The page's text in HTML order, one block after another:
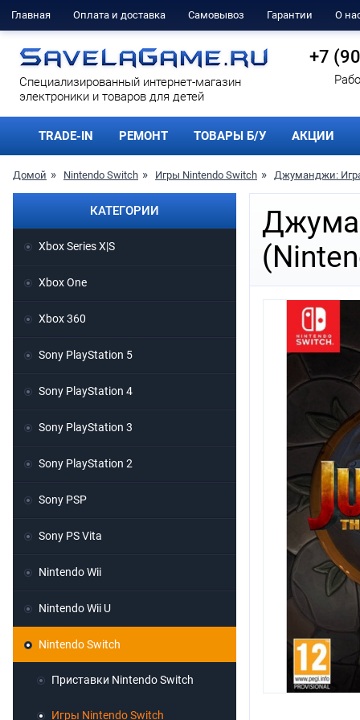
Главная Оплата и доставка Самовывоз Гарантии О
Cпециализированный интернет-магазин
электроники и товаров для детей
+7
TRADE-IN РЕМОНТ ТОВАРЫ Б/У АКЦИИ
Домой Nintendo Switch Игры Nintendo Switch Джуманджи: Игра
КАТЕГОРИИ
Xbox Series X|S
Xbox One
Xbox 360
Sony PlayStation 5
Sony PlayStation 4
Sony PlayStation 3
Sony PlayStation 2
Sony PSP
Sony PS Vita
Nintendo Wii
Nintendo Wii U
Nintendo Switch
Приставки Nintendo Switch
Игры Nintendo Switch